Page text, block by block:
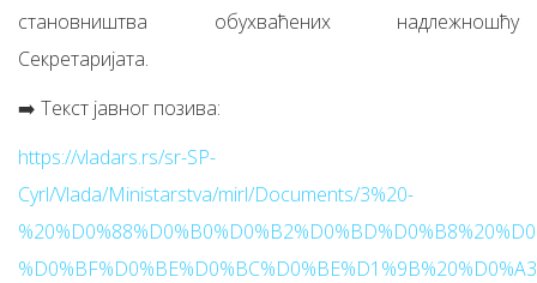
становништва обухваћених надлежношћу
Секретаријата.
➡️ Текст јавног позива:
https://vladars.rs/sr-SP-
Cyrl/Vlada/Ministarstva/mirl/Documents/3%20-